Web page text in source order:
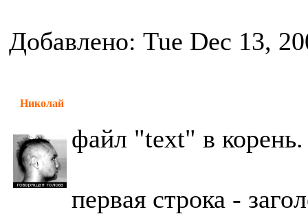
Добавлено: Tue Dec 13,
Николай
файл "text" в корень.
первая строка -